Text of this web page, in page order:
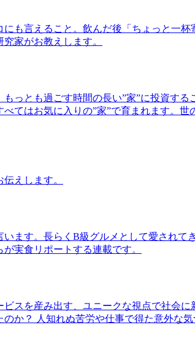
も言えること。飲んだ後「ちょっと一
家がお教えします。
っとも過ごす時間の長い”家”に投資す
てはお気に入りの”家”で育まれます。世
えします。
ます。長らくB級グルメとして愛されて
実食リポートする連載です。
スを産み出す、ユニークな視点で社会
か？ 人知れぬ苦労や仕事で得た意外な